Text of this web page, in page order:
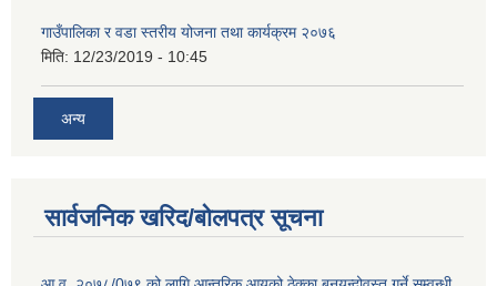
गाउँपालिका र वडा स्तरीय योजना तथा कार्यक्रम २०७६
मिति: 12/23/2019 - 10:45
अन्य
सार्वजनिक खरिद/बोलपत्र सूचना